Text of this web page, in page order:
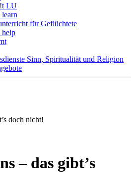
LU
für Geflüchtete
Sinn, Spiritualität und Religion
– das gibt’s